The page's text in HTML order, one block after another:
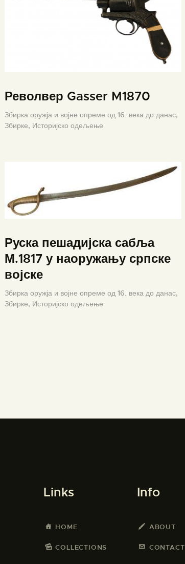
Револвер Gasser M1870
Збирка оружја и војне опреме од 16. века до данас,
Збирке, Историјско одељење
Руска пешадијска сабља
М.1817 у наоружању српске
војске
Збирка оружја и војне опреме од 16. века до данас,
Збирке, Историјско одељење
Links
HOME
COLLECTIONS
Info
ABOUT
CONTACT